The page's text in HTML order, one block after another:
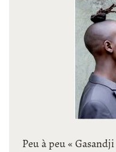
Peu à peu «